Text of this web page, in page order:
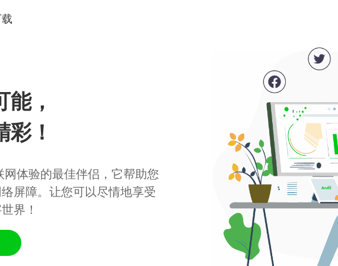
，
！
体验的最佳伴侣，它帮助您
屏障。让您可以尽情地享受
界！